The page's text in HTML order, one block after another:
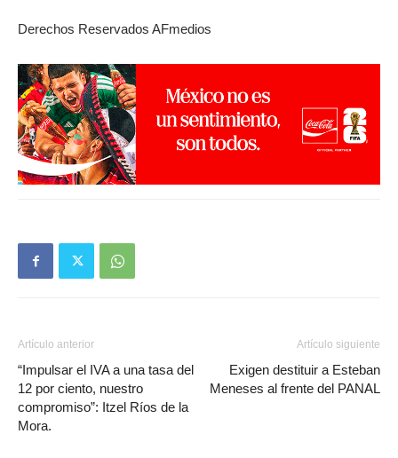
Derechos Reservados AFmedios
Artículo anterior
“Impulsar el IVA a una tasa del
12 por ciento, nuestro
compromiso”: Itzel Ríos de la
Mora.
Artículo siguiente
Exigen destituir a Esteban
Meneses al frente del PANAL